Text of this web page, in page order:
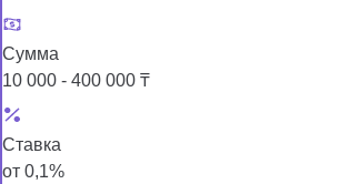
Сумма
10 000 - 400 000 ₸
Ставка
от 0,1%